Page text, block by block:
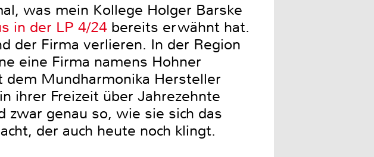
was mein Kollege Holger Barske
in der LP 4/24 bereits erwähnt hat.
der Firma verlieren. In der Region
eine Firma namens Hohner
Mundharmonika Hersteller
ihrer Freizeit über Jahrezehnte
zwar genau so, wie sie sich das
der auch heute noch klingt.